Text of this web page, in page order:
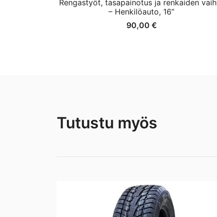
Rengastyöt, tasapainotus ja renkaiden
– Henkilöauto, 16”
90,00 €
Tutustu myös